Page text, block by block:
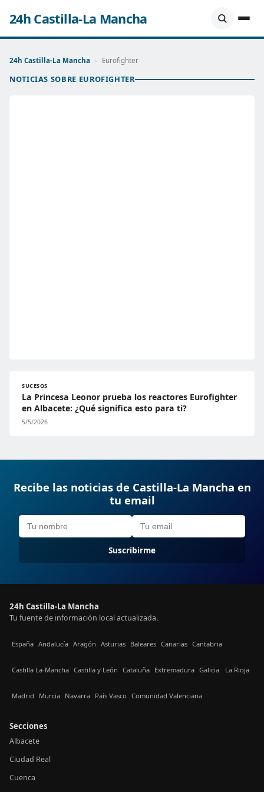
24h Castilla-La Mancha
24h Castilla-La Mancha › Eurofighter
NOTICIAS SOBRE EUROFIGHTER
SUCESOS
La Princesa Leonor prueba los reactores Eurofighter
en Albacete: ¿Qué significa esto para ti?
5/5/2026
Recibe las noticias de Castilla-La Mancha en
tu email
Suscribirme
24h Castilla-La Mancha
Tu fuente de información local actualizada.
España Andalucía Aragón Asturias Baleares Canarias Cantabria
Castilla La-Mancha Castilla y León Cataluña Extremadura Galicia La Rioja
Madrid Murcia Navarra País Vasco Comunidad Valenciana
Secciones
Albacete
Ciudad Real
Cuenca